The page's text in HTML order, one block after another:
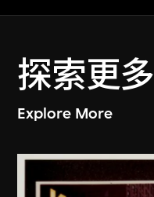
探索更多
Explore More